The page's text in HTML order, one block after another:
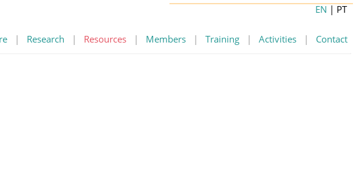
| Research | Resources | Members | Training | Activities | Contact
EN | PT